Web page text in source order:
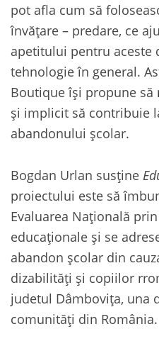
pot afla cum să
învăţare – predare, ce
apetitului pentru aceste
tehnologie în general.
Boutique îşi propune să
şi implicit să contribuie
abandonului şcolar.
Bogdan Urlan susține
proiectului este să
Evaluarea Naţională
educaţionale şi se
abandon şcolar din
dizabilităţi şi copiilor
judetul Dâmboviţa, una
comunităţi din România.